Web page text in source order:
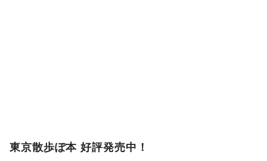
東京散歩ぽ本 好評発売中！